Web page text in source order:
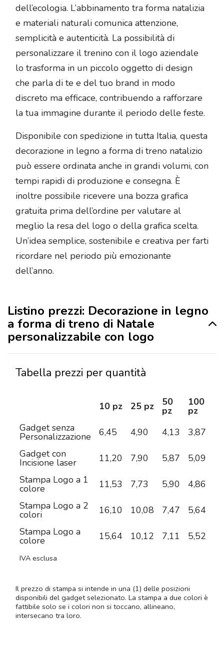
dell’ecologia. L’abbinamento tra forma natalizia
e materiali naturali comunica attenzione,
semplicità e autenticità. La possibilità di
personalizzare il trenino con il logo aziendale
lo trasforma in un piccolo oggetto di design
che parla di te e del tuo brand in modo
discreto ma efficace, contribuendo a rafforzare
la tua immagine durante il periodo delle feste.
Disponibile con spedizione in tutta Italia, questa
decorazione in legno a forma di treno natalizio
può essere ordinata anche in grandi volumi, con
tempi rapidi di produzione e consegna. È
inoltre possibile ricevere una bozza grafica
gratuita prima dell’ordine per valutare al
meglio la resa del logo o della grafica scelta.
Un’idea semplice, sostenibile e creativa per farti
ricordare nel periodo più emozionante
dell’anno.
Listino prezzi: Decorazione in legno
a forma di treno di Natale
personalizzabile con logo
Tabella prezzi per quantità
10 pz 25 pz 50
pz
100
pz
Gadget senza
Personalizzazione 6,45 4,90 4,13 3,87
Gadget con
Incisione laser 11,20 7,90 5,87 5,09
Stampa Logo a 1
colore 11,53 7,73 5,90 4,86
Stampa Logo a 2
colori 16,10 10,08 7,47 5,64
Stampa Logo a
colore 15,64 10,12 7,11 5,52
IVA esclusa
Il prezzo di stampa si intende in una (1) delle posizioni
disponibili del gadget selezionato. La stampa a due colori è
fattibile solo se i colori non si toccano, allineano,
intersecano tra loro.